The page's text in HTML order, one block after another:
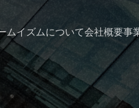
ムイズムについて会社概要事